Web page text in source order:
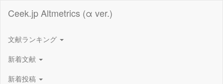
Ceek.jp Altmetrics (α ver.)
文献ランキング
新着文献
新着投稿